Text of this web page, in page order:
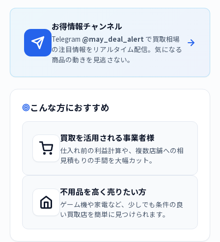
お得情報チャンネル
Telegram @may_deal_alert で買取相場
の注目情報をリアルタイム配信。気になる
商品の動きを見逃さない。
こんな方におすすめ
買取を活用される事業者様
仕入れ前の利益計算や、複数店舗への相
見積もりの手間を大幅カット。
不用品を高く売りたい方
ゲーム機や家電など、少しでも条件の良
い買取店を簡単に見つけられます。